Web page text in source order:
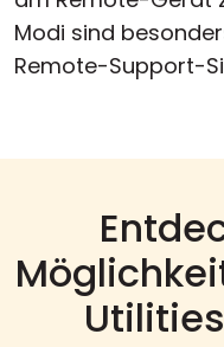
Modi sind
Remote-Support-